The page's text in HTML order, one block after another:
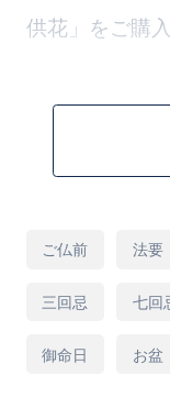
供花」をご購入
お花のプロが
※季節の花材
◆札やカード
ご仏前 法要
三回忌 七回
御命日 お盆